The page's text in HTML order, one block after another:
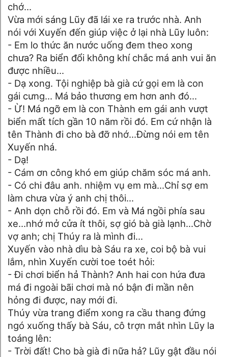
chớ...
Vừa mới sáng Lũy đã lái xe ra trước nhà. Anh
nói với Xuyến đến giúp việc ở lại nhà Lũy luôn:
- Em lo thức ăn nước uống đem theo xong
chưa? Ra biển đổi không khí chắc má anh vui ăn
được nhiều...
- Dạ xong. Tội nghiệp bà già cứ gọi em là con
gái cưng... Má bảo thương em hơn anh đó...
- Ừ! Má ngỡ em là con Thành em gái anh vượt
biển mất tích gần 10 năm rồi đó. Em cứ nhận là
tên Thành đi cho bà đỡ nhớ...Đừng nói em tên
Xuyến nhá.
- Dạ!
- Cám ơn công khó em giúp chăm sóc má anh.
- Có chi đâu anh. nhiệm vụ em mà...Chỉ sợ em
làm chưa vừa ý anh chị thôi...
- Anh dọn chỗ rồi đó. Em và Má ngồi phía sau
xe...nhớ mở cửa ít thôi, sợ gió bà già lạnh...Chờ
vợ anh; chị Thúy ra là mình đi...
Xuyến vào nhà dìu bà Sáu ra xe, coi bộ bà vui
lắm, nhìn Xuyến cười toe toét hỏi:
- Đi chơi biển hả Thành? Anh hai con hứa đưa
má đi ngoài bãi chơi mà nó bận đi mần nên
hỏng đi được, nay mới đi.
Thúy vừa trang điểm xong ra cầu thang đứng
ngó xuống thấy bà Sáu, cô trợn mắt nhìn Lũy la
toáng lên:
- Trời đất! Cho bà già đi nữa hả? Lũy gật đầu nói